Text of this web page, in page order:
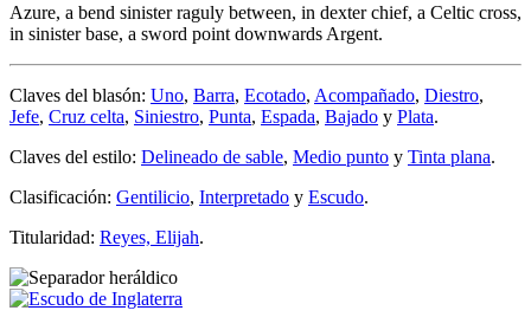
Azure, a bend sinister raguly between, in dexter chief, a Celtic cross,
in sinister base, a sword point downwards Argent.
Claves del blasón: Uno, Barra, Ecotado, Acompañado, Diestro,
Jefe, Cruz celta, Siniestro, Punta, Espada, Bajado y Plata.
Claves del estilo: Delineado de sable, Medio punto y Tinta plana.
Clasificación: Gentilicio, Interpretado y Escudo.
Titularidad: Reyes, Elijah.